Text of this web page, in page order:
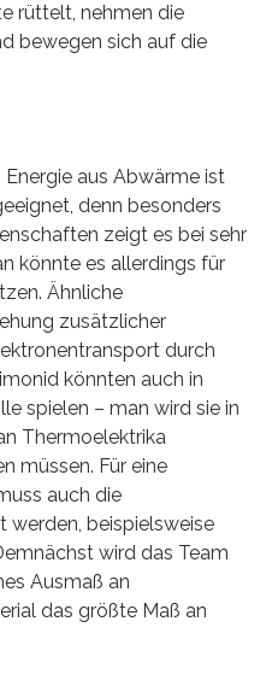
rüttelt, nehmen die
bewegen sich auf die
aus Abwärme ist
denn besonders
zeigt es bei sehr
könnte es allerdings für
Ähnliche
zusätzlicher
durch
könnten auch in
spielen – man wird sie in
Thermoelektrika
müssen. Für eine
auch die
werden, beispielsweise
wird das Team
Ausmaß an
das größte Maß an